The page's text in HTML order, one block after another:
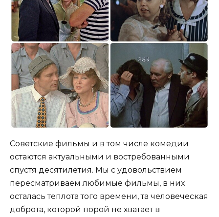
Советские фильмы и в том числе комедии
остаются актуальными и востребованными
спустя десятилетия. Мы с удовольствием
пересматриваем любимые фильмы, в них
осталась теплота того времени, та человеческая
доброта, которой порой не хватает в